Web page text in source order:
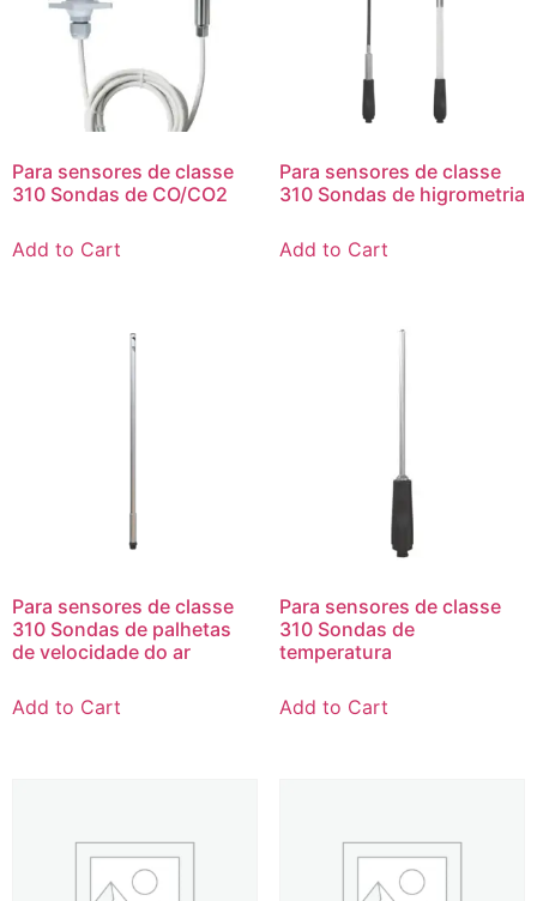
Para sensores de classe
310 Sondas de CO/CO2
Add to Cart
Para sensores de classe
310 Sondas de higrometria
Add to Cart
Para sensores de classe
310 Sondas de palhetas
de velocidade do ar
Add to Cart
Para sensores de classe
310 Sondas de
temperatura
Add to Cart